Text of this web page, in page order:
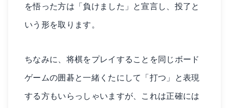
を悟った方は「負けました」と宣言し、投了と
いう形を取ります。
ちなみに、将棋をプレイすることを同じボード
ゲームの囲碁と一緒くたにして「打つ」と表現
する方もいらっしゃいますが、これは正確には